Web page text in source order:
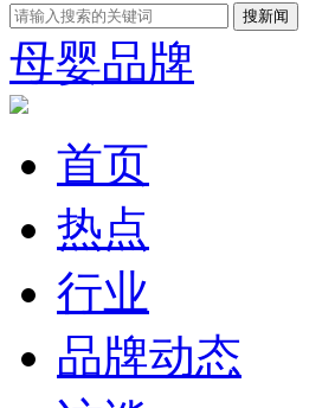
母婴品牌
首页
热点
行业
品牌动态